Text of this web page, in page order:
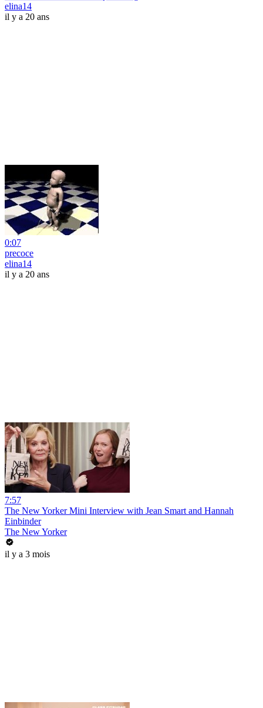
elina14
il y a 20 ans
0:07
precoce
elina14
il y a 20 ans
7:57
The New Yorker Mini Interview with Jean Smart and Hannah
Einbinder
The New Yorker
il y a 3 mois